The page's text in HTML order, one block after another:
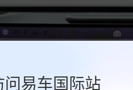
问易车国际站